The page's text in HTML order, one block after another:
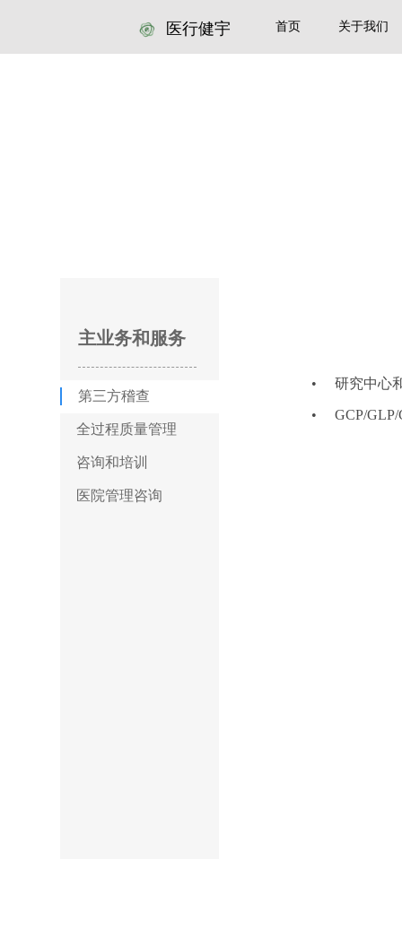
医行健宇 首页 关于我们
主业务和服务
第三方稽查
全过程质量管理
咨询和培训
医院管理咨询
• 研究中心
• GCP/GLP/